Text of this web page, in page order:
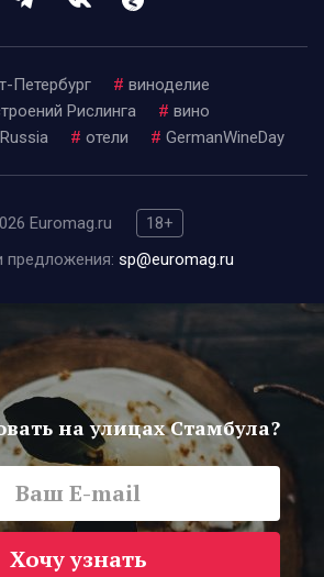
Петербург # виноделие
Рислинга # вино
# отели # GermanWineDay
Euromag.ru
18+
предложения: sp@euromag.ru
на улицах Стамбула?
Хочу узнать